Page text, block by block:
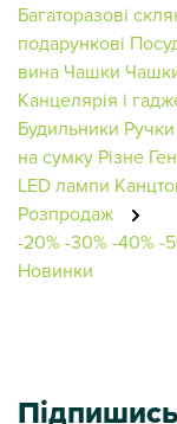
Багаторазові
подарункові
вина Чашки
Канцелярія і
Будильники Ручки
на сумку Різне
LED лампи
Розпродаж
-20%-30%-40%-
Новинки